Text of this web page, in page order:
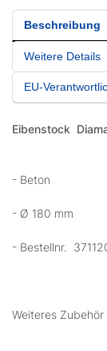
Beschreibung
Weitere Details
EU-
Eibenstock
- Beton
- Ø 180 mm
- Bestellnr.
Weiteres